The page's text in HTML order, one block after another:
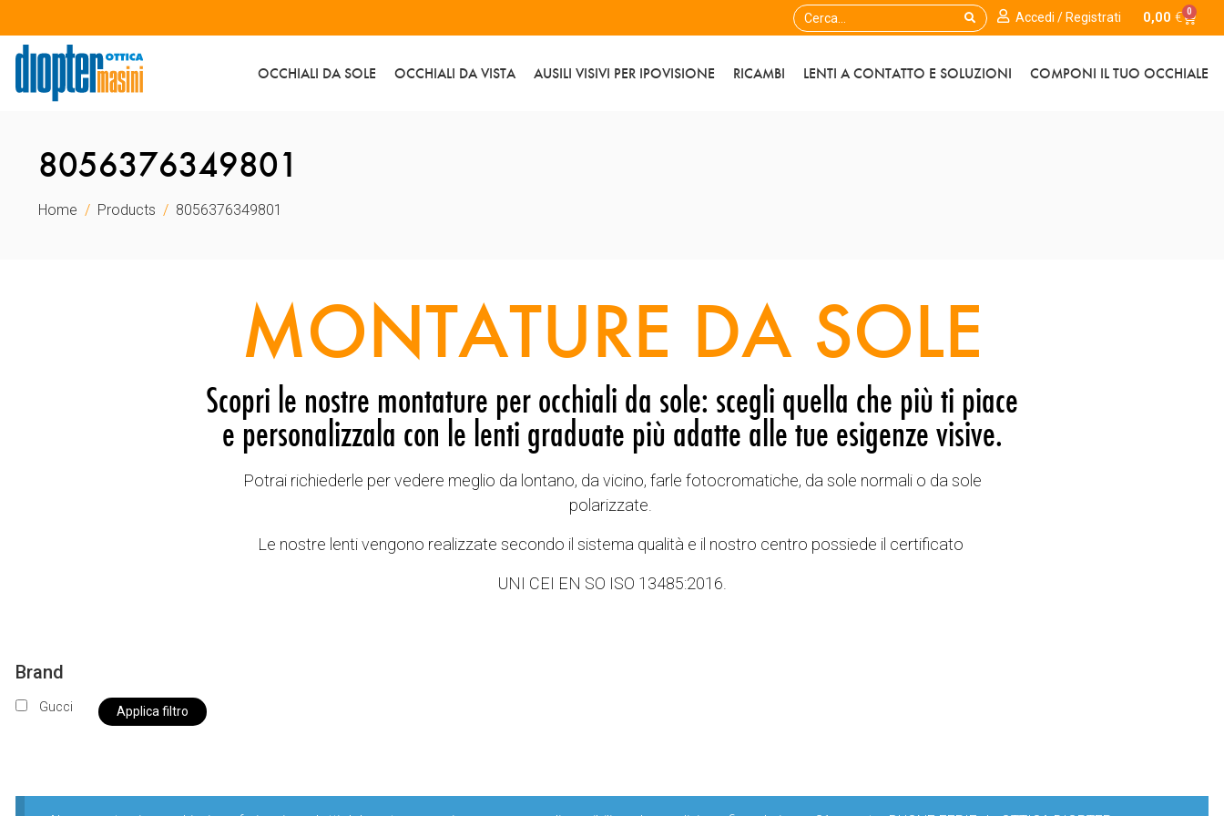
Accedi / Registrati 0,00 € 0
OCCHIALI DA SOLE OCCHIALI DA VISTA AUSILI VISIVI PER IPOVISIONE RICAMBI LENTI A CONTATTO E SOLUZIONI COMPONI IL TUO OCCHIALE
8056376349801
Home Products 8056376349801
MONTATURE DA SOLE
Scopri le nostre montature per occhiali da sole: scegli quella che più ti piace
e personalizzala con le lenti graduate più adatte alle tue esigenze visive.
Potrai richiederle per vedere meglio da lontano, da vicino, farle fotocromatiche, da sole normali o da sole
polarizzate.
Le nostre lenti vengono realizzate secondo il sistema qualità e il nostro centro possiede il certificato
UNI CEI EN SO ISO 13485:2016.
Brand
Gucci Applica filtro